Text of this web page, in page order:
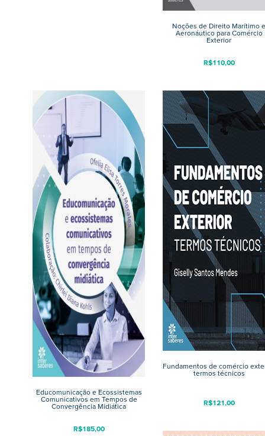
Noções de Direito Marítimo e
Aeronáutico para Comércio
Exterior
R$110,00
Fundamentos de comércio
termos técnicos
R$121,00
Educomunicação e Ecossistemas
Comunicativos em Tempos de
Convergência Midiática
R$185,00